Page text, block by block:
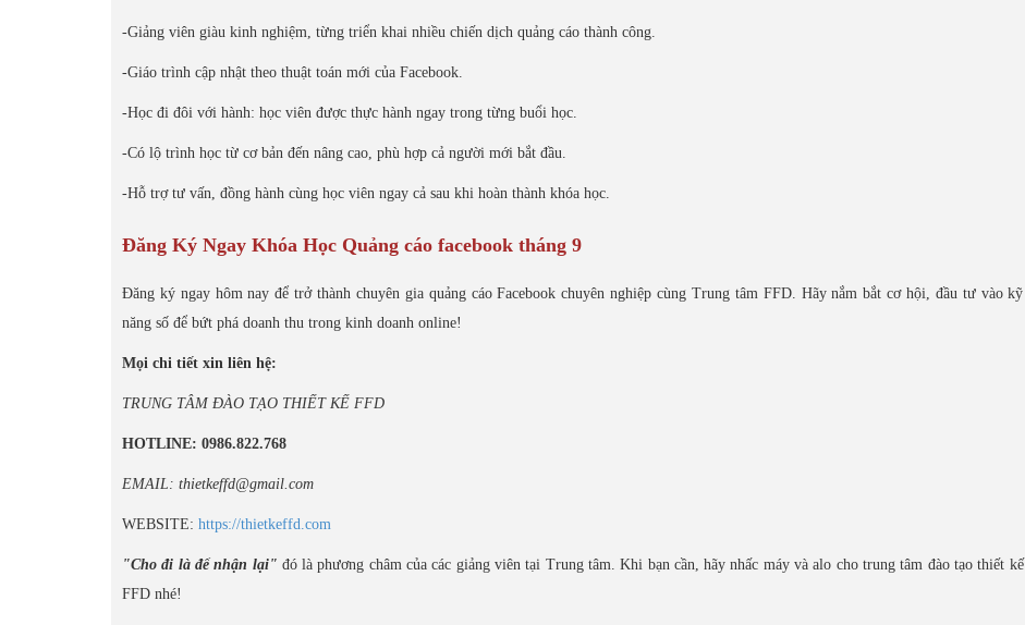
-Giảng viên giàu kinh nghiệm, từng triển khai nhiều chiến dịch quảng cáo thành công.
-Giáo trình cập nhật theo thuật toán mới của Facebook.
-Học đi đôi với hành: học viên được thực hành ngay trong từng buổi học.
-Có lộ trình học từ cơ bản đến nâng cao, phù hợp cả người mới bắt đầu.
-Hỗ trợ tư vấn, đồng hành cùng học viên ngay cả sau khi hoàn thành khóa học.
Đăng Ký Ngay Khóa Học Quảng cáo facebook tháng 9
Đăng ký ngay hôm nay để trở thành chuyên gia quảng cáo Facebook chuyên nghiệp cùng Trung tâm FFD. Hãy nắm bắt cơ hội, đầu tư vào kỹ
năng số để bứt phá doanh thu trong kinh doanh online!
Mọi chi tiết xin liên hệ:
TRUNG TÂM ĐÀO TẠO THIẾT KẾ FFD
HOTLINE: 0986.822.768
EMAIL: thietkeffd@gmail.com
WEBSITE: https://thietkeffd.com
"Cho đi là để nhận lại" đó là phương châm của các giảng viên tại Trung tâm. Khi bạn cần, hãy nhấc máy và alo cho trung tâm đào tạo thiết kế
FFD nhé!